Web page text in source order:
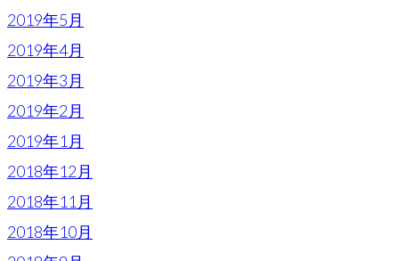
2019年5月
2019年4月
2019年3月
2019年2月
2019年1月
2018年12月
2018年11月
2018年10月